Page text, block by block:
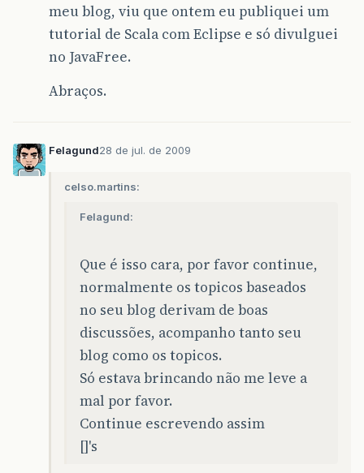
meu blog, viu que ontem eu publiquei um
tutorial de Scala com Eclipse e só divulguei
no JavaFree.
Abraços.
Felagund28 de jul. de 2009
celso.martins:
Felagund:
Que é isso cara, por favor continue,
normalmente os topicos baseados
no seu blog derivam de boas
discussões, acompanho tanto seu
blog como os topicos.
Só estava brincando não me leve a
mal por favor.
Continue escrevendo assim
[]'s